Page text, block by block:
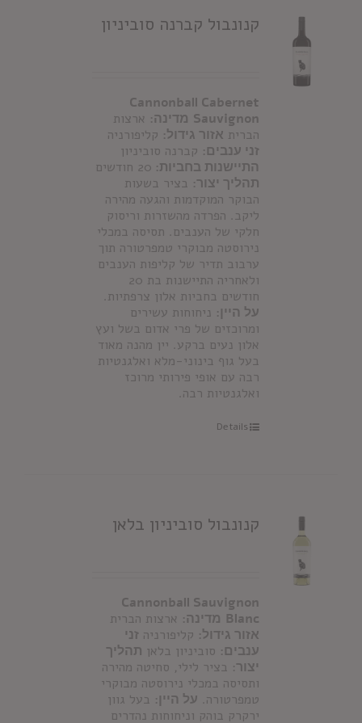
קנונבול קברנה סוביניון
Cannonball Cabernet
Sauvignon מדינה: ארצות
הברית אזור גידול: קליפורניה
זני ענבים: קברנה סוביניון
התיישנות בחביות: 20 חודשים
תהליך יצור: בציר בשעות
הבוקר המוקדמות והגעה מהירה
ליקב. הפרדה מהשזרות וריסוק
חלקי של הענבים. תסיסה במכלי
נירוסטה מבוקרי טמפרטורה תוך
ערבוב תדיר של קליפות הענבים
ולאחריה התיישנות בת 20
חודשים בחביות אלון צרפתיות.
על היין: ניחוחות עשירים
ומרוכזים של פרי אדום בשל ועץ
אלון נעים ברקע. יין מהנה מאוד
בעל גוף בינוני-מלא ואלגנטיות
רבה עם אופי פירותי מרוכז
ואלגנטיות רבה.
Details
קנונבול סוביניון בלאן
Cannonball Sauvignon
Blanc מדינה: ארצות הברית
אזור גידול: קליפורניה זני
ענבים: סוביניון בלאן תהליך
יצור: בציר לילי, סחיטה מהירה
ותסיסה במכלי נירוסטה מבוקרי
טמפרטורה. על היין: בעל גוון
ירקרק בוהק וניחוחות נהדרים